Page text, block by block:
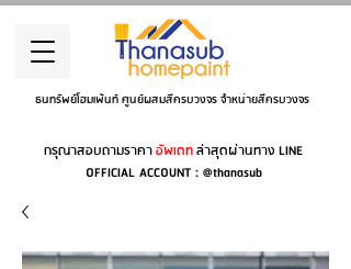
ธนทรัพย์โฮมเพ้นท์ ศูนย์ผสมสีครบวงจร จำหน่ายสีครบวงจร
กรุณาสอบถามราคาอัพเดทล่าสุดผ่านทาง LINE
OFFICIAL ACCOUNT : @thanasub